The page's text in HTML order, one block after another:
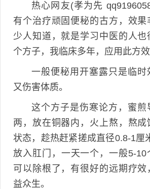
热心网友(孝为先
有个治疗顽固便秘的古方，效果
少人知道，就是学习中医的人也
个方子，我临床多年，应用此方效
一般便秘用开塞露只是临时
又伤害体质。
这个方子是伤寒论方，蜜煎
两，放在铜器内，火上熬，熬成
状态，趁热赶紧搓成直径0.8-1厘
放入肛门，一天一个，一般5-
可以除根了，有很好的远期疗效
益众生。